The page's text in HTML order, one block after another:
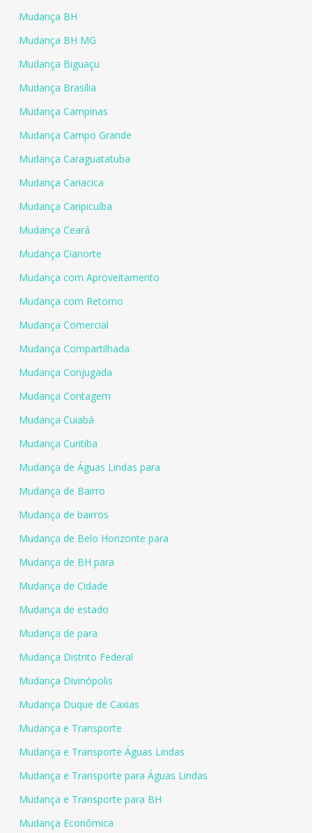
Mudança BH
Mudança BH MG
Mudança Biguaçu
Mudança Brasília
Mudança Campinas
Mudança Campo Grande
Mudança Caraguatatuba
Mudança Cariacica
Mudança Caripicuíba
Mudança Ceará
Mudança Cianorte
Mudança com Aproveitamento
Mudança com Retorno
Mudança Comercial
Mudança Compartilhada
Mudança Conjugada
Mudança Contagem
Mudança Cuiabá
Mudança Curitiba
Mudança de Águas Lindas para
Mudança de Bairro
Mudança de bairros
Mudança de Belo Horizonte para
Mudança de BH para
Mudança de Cidade
Mudança de estado
Mudança de para
Mudança Distrito Federal
Mudança Divinópolis
Mudança Duque de Caxias
Mudança e Transporte
Mudança e Transporte Águas Lindas
Mudança e Transporte para Águas Lindas
Mudança e Transporte para BH
Mudança Econômica